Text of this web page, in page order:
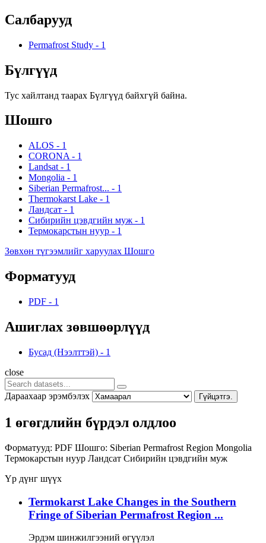
Салбарууд
Permafrost Study - 1
Бүлгүүд
Тус хайлтанд таарах Бүлгүүд байхгүй байна.
Шошго
ALOS - 1
CORONA - 1
Landsat - 1
Mongolia - 1
Siberian Permafrost... - 1
Thermokarst Lake - 1
Ландсат - 1
Сибирийн цэвдгийн муж - 1
Термокарстын нуур - 1
Зөвхөн түгээмлийг харуулах Шошго
Форматууд
PDF - 1
Ашиглах зөвшөөрлүүд
Бусад (Нээлттэй) - 1
close
Дараахаар эрэмбэлэх Гүйцэтгэ.
1 өгөгдлийн бүрдэл олдлоо
Форматууд: PDF Шошго: Siberian Permafrost Region Mongolia
Термокарстын нуур Ландсат Сибирийн цэвдгийн муж
Үр дүнг шүүх
Termokarst Lake Changes in the Southern
Fringe of Siberian Permafrost Region ...
Эрдэм шинжилгээний өгүүлэл